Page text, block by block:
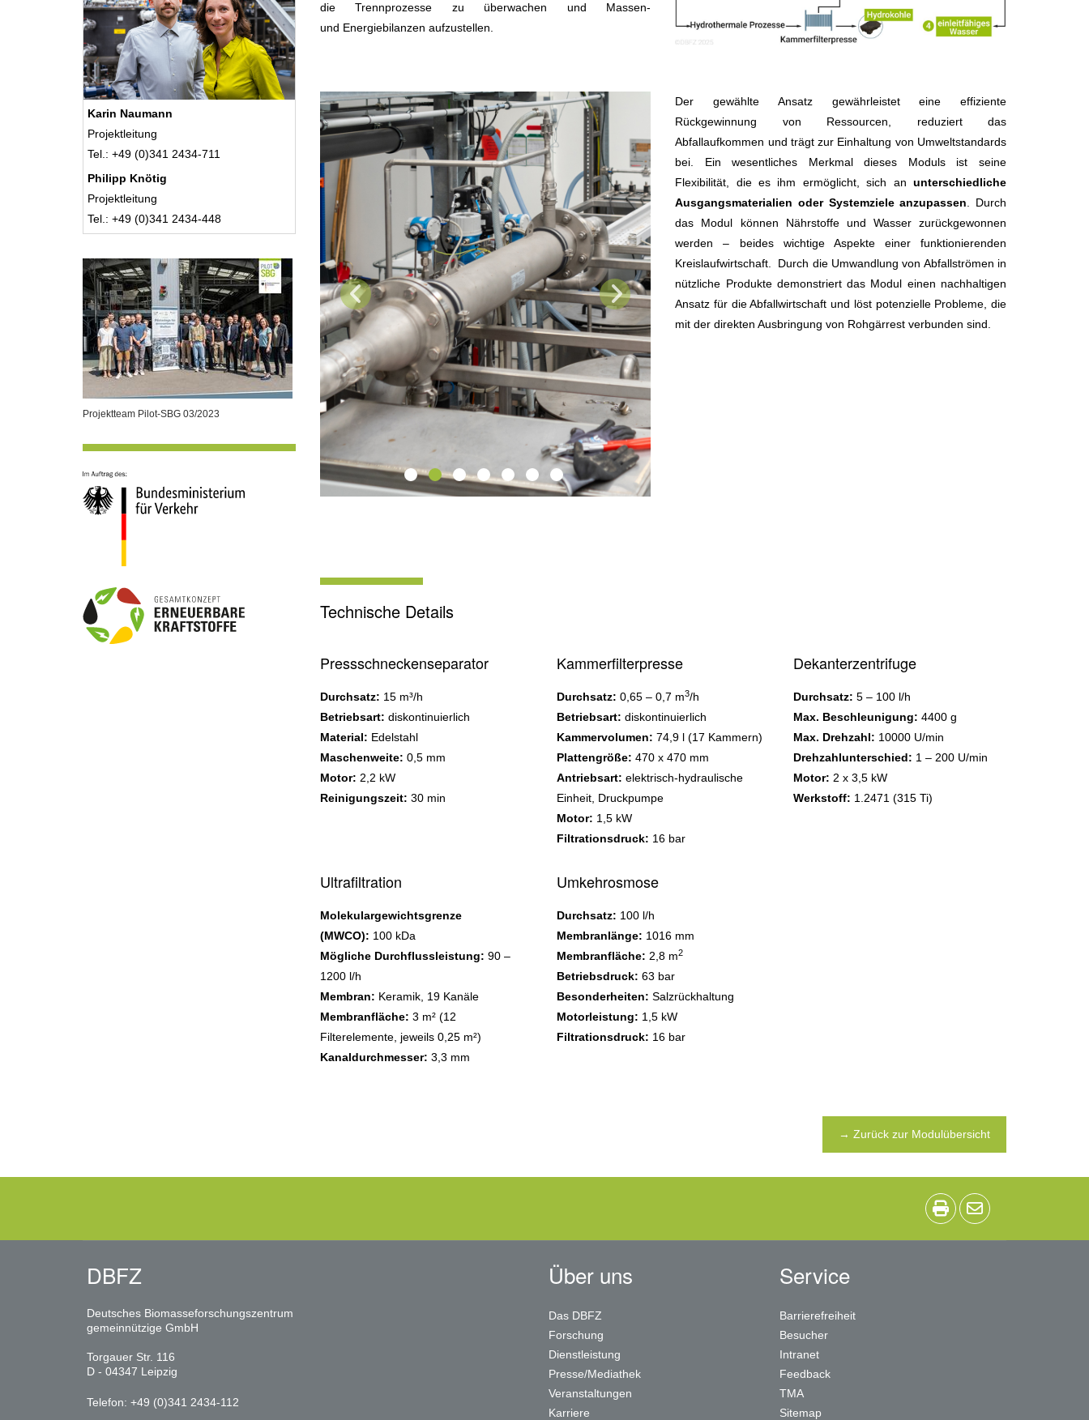
die Trennprozesse zu überwachen und Massen-
und Energiebilanzen aufzustellen.
Der gewählte Ansatz gewährleistet eine effiziente
Rückgewinnung von Ressourcen, reduziert das
Abfallaufkommen und trägt zur Einhaltung von Umweltstandards
bei. Ein wesentliches Merkmal dieses Moduls ist seine
Flexibilität, die es ihm ermöglicht, sich an unterschiedliche
Ausgangsmaterialien oder Systemziele anzupassen . Durch
das Modul können Nährstoffe und Wasser zurückgewonnen
werden – beides wichtige Aspekte einer funktionierenden
Kreislaufwirtschaft. Durch die Umwandlung von Abfallströmen in
nützliche Produkte demonstriert das Modul einen nachhaltigen
Ansatz für die Abfallwirtschaft und löst potenzielle Probleme, die
mit der direkten Ausbringung von Rohgärrest verbunden sind.
Technische Details
Pressschneckenseparator
Durchsatz: 15 m³/h
Betriebsart: diskontinuierlich
Material: Edelstahl
Maschenweite: 0,5 mm
Motor: 2,2 kW
Reinigungszeit: 30 min
Kammerfilterpresse
Durchsatz: 0,65 – 0,7 m3/h
Betriebsart: diskontinuierlich
Kammervolumen: 74,9 l (17 Kammern)
Plattengröße: 470 x 470 mm
Antriebsart: elektrisch-hydraulische
Einheit, Druckpumpe
Motor: 1,5 kW
Filtrationsdruck: 16 bar
Dekanterzentrifuge
Durchsatz: 5 – 100 l/h
Max. Beschleunigung: 4400 g
Max. Drehzahl: 10000 U/min
Drehzahlunterschied: 1 – 200 U/min
Motor: 2 x 3,5 kW
Werkstoff: 1.2471 (315 Ti)
Ultrafiltration
Molekulargewichtsgrenze
(MWCO): 100 kDa
Mögliche Durchflussleistung: 90 –
1200 l/h
Membran: Keramik, 19 Kanäle
Membranfläche: 3 m² (12
Filterelemente, jeweils 0,25 m²)
Kanaldurchmesser: 3,3 mm
Umkehrosmose
Durchsatz: 100 l/h
Membranlänge: 1016 mm
Membranfläche: 2,8 m2
Betriebsdruck: 63 bar
Besonderheiten: Salzrückhaltung
Motorleistung: 1,5 kW
Filtrationsdruck: 16 bar
→ Zurück zur Modulübersicht
Karin Naumann
Projektleitung
Tel.: +49 (0)341 2434-711
Philipp Knötig
Projektleitung
Tel.: +49 (0)341 2434-448
Projektteam Pilot-SBG 03/2023
DBFZ
Deutsches Biomasseforschungszentrum
gemeinnützige GmbH
Torgauer Str. 116
D - 04347 Leipzig
Telefon: +49 (0)341 2434-112
Über uns
Das DBFZ
Forschung
Dienstleistung
Presse/Mediathek
Veranstaltungen
Karriere
Service
Barrierefreiheit
Besucher
Intranet
Feedback
TMA
Sitemap